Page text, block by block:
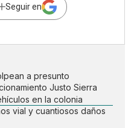
Seguir en
a presunto
Justo Sierra
en la colonia
vial y cuantiosos daños